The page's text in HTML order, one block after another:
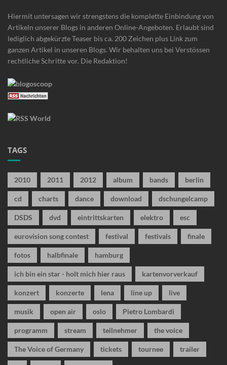
Hiermit untersagen wir strengstens die komplette Einbindung von
Artikeln unserer Blogs in anderen Online-Angeboten. Erlaubt sind
lediglich abgekürzte Teaser bis ca. 200 Zeichen plus Link zum
ganzen Artikel in unseren Blogs. Wir behalten uns bei Verstössen
rechtliche Schritte vor. Die Redaktion!
TAGS
2010 2011 2012 album bands berlin
cd charts dance download dschungelcamp
DSDS dvd eintrittskarten elektro esc
eurovision song contest festival festivals finale
fotos halbfinale hamburg
ich bin ein star - holt mich hier raus kartenvorverkauf
konzert konzerte lena line up live
musik open air oslo Pietro Lombardi
programm stream teilnehmer the voice
The Voice of Germany tickets tournee trailer